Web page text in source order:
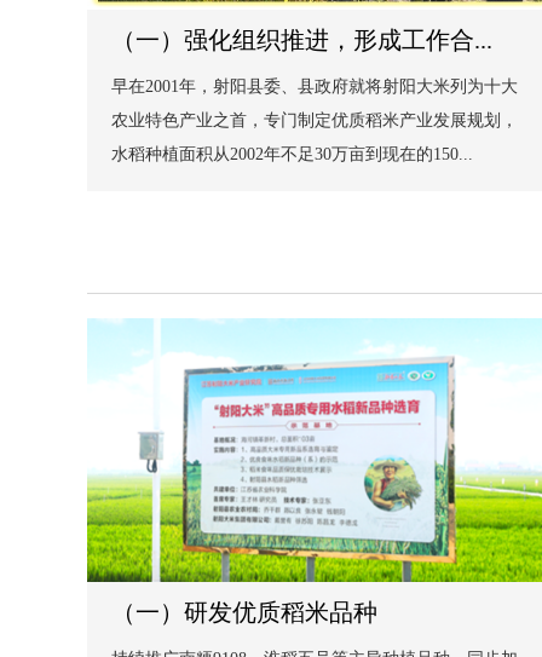
（一）强化组织推进，形成工作合...
早在2001年，射阳县委、县政府就将射阳大米列为十大
农业特色产业之首，专门制定优质稻米产业发展规划，
水稻种植面积从2002年不足30万亩到现在的150...
（一）研发优质稻米品种